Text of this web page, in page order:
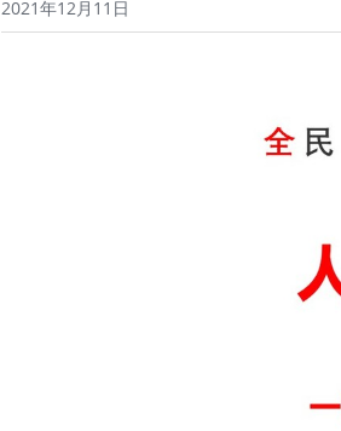
2021年12月11日